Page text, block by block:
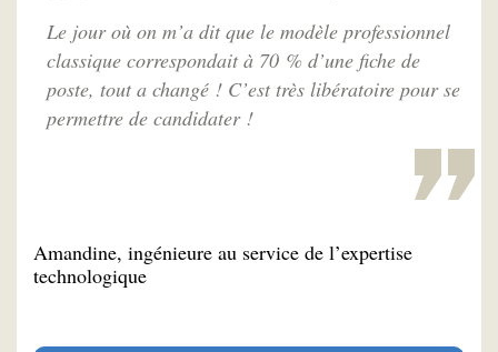
Le jour où on m’a dit que le modèle professionnel
classique correspondait à 70 % d’une fiche de
poste, tout a changé ! C’est très libératoire pour se
permettre de candidater !
Amandine, ingénieure au service de l’expertise
technologique